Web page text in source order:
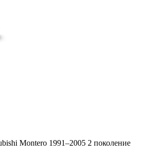
Montero 1991–2005 2 поколение